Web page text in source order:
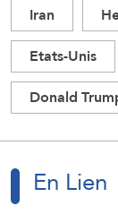
Iran
Etats-Unis
Donald
En Lien